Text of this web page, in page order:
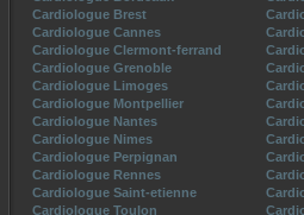
Cardiologue Brest
Cardiologue Cannes
Cardiologue Clermont-ferrand
Cardiologue Grenoble
Cardiologue Limoges
Cardiologue Montpellier
Cardiologue Nantes
Cardiologue Nimes
Cardiologue Perpignan
Cardiologue Rennes
Cardiologue Saint-etienne
Cardiologue Toulon